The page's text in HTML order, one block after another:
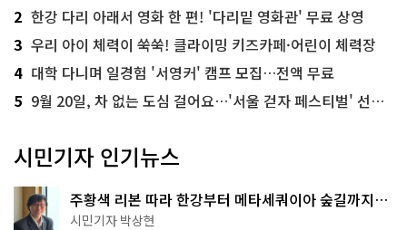
2 한강 다리 아래서 영화 한 편! '다리밑 영화관' 무료 상영
3 우리 아이 체력이 쑥쑥! 클라이밍 키즈카페·어린이 체력장
4 대학 다니며 일경험 '서영커' 캠프 모집…전액 무료
5 9월 20일, 차 없는 도심 걸어요…'서울 걷자 페스티벌' 선착순 5천명
시민기자 인기뉴스
주황색 리본 따라 한강부터 메타세쿼이아 숲길까지…
서울둘레길 15코스
시민기자 박상현